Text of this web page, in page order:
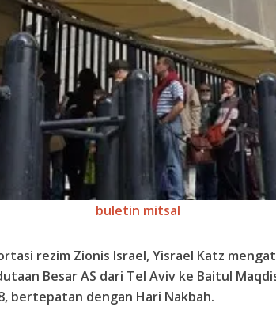
buletin mitsal
rezim Zionis Israel, Yisrael Katz
Besar AS dari Tel Aviv ke Baitul
bertepatan dengan Hari Nakbah.